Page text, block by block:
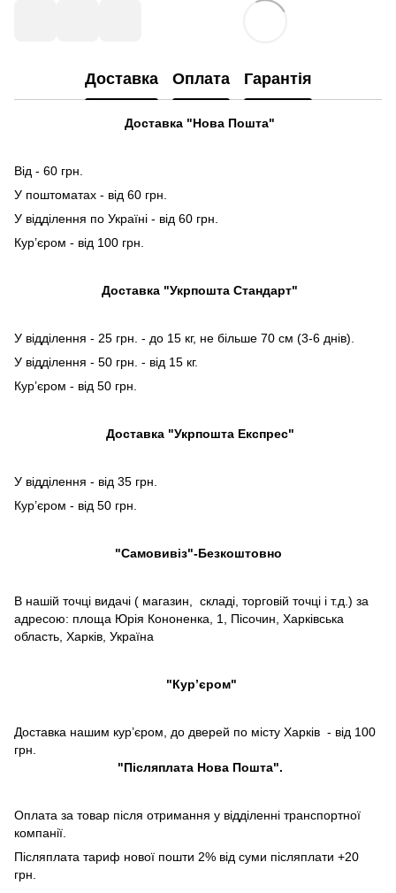
Доставка Оплата Гарантія
Доставка "Нова Пошта"
Від - 60 грн.
У поштоматах - від 60 грн.
У відділення по Україні - від 60 грн.
Кур’єром - від 100 грн.
Доставка "Укрпошта Стандарт"
У відділення - 25 грн. - до 15 кг, не більше 70 см (3-6 днів).
У відділення - 50 грн. - від 15 кг.
Кур’єром - від 50 грн.
Доставка "Укрпошта Експрес"
У відділення - від 35 грн.
Кур’єром - від 50 грн.
"Самовивіз"-Безкоштовно
В нашій точці видачі ( магазин, складі, торговій точці і т.д.) за
адресою: площа Юрія Кононенка, 1, Пісочин, Харківська
область, Харків, Україна
"Кур’єром"
Доставка нашим кур’єром, до дверей по місту Харків - від 100
грн.
"Післяплата Нова Пошта".
Оплата за товар після отримання у відділенні транспортної
компанії.
Післяплата тариф нової пошти 2% від суми післяплати +20
грн.